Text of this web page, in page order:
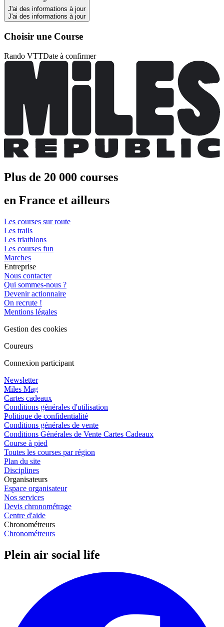
J'ai des informations à jour
J'ai des informations à jour
Choisir une Course
Rando VTTDate à confirmer
Plus de 20 000 courses
en France et ailleurs
Les courses sur route
Les trails
Les triathlons
Les courses fun
Marches
Entreprise
Nous contacter
Qui sommes-nous ?
Devenir actionnaire
On recrute !
Mentions légales
Gestion des cookies
Coureurs
Connexion participant
Newsletter
Miles Mag
Cartes cadeaux
Conditions générales d'utilisation
Politique de confidentialité
Conditions générales de vente
Conditions Générales de Vente Cartes Cadeaux
Course à pied
Toutes les courses par région
Plan du site
Disciplines
Organisateurs
Espace organisateur
Nos services
Devis chronométrage
Centre d'aide
Chronométreurs
Chronométreurs
Plein air social life